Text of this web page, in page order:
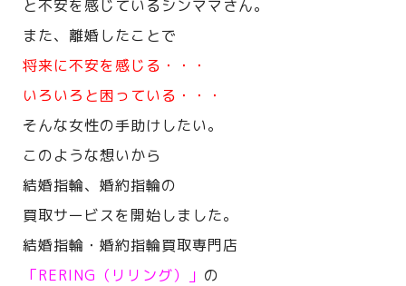
と不安を感じているシンママさん。
また、離婚したことで
将来に不安を感じる・・・
いろいろと困っている・・・
そんな女性の手助けしたい。
このような想いから
結婚指輪、婚約指輪の
買取サービスを開始しました。
結婚指輪・婚約指輪買取専門店
「RERING（リリング）」 の